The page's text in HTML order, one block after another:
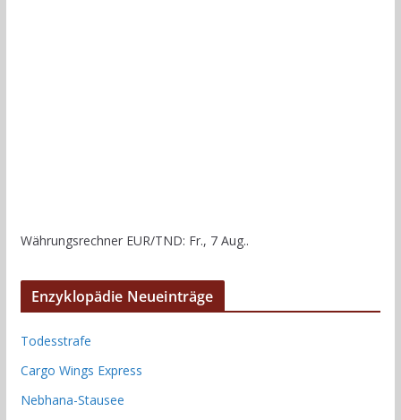
Währungsrechner EUR/TND: Fr., 7 Aug..
Enzyklopädie Neueinträge
Todesstrafe
Cargo Wings Express
Nebhana-Stausee